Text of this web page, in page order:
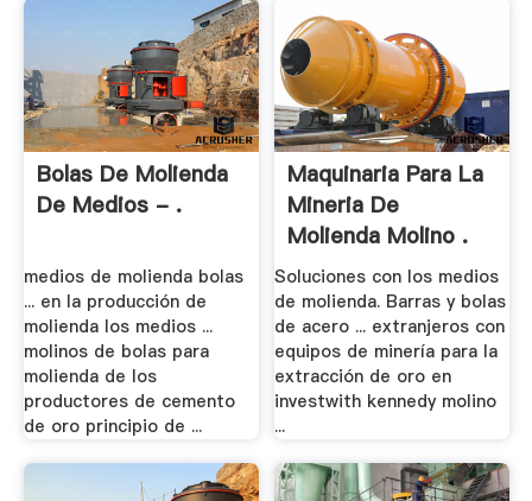
Bolas De Molienda
De Medios - .
medios de molienda bolas
... en la producción de
molienda los medios ...
molinos de bolas para
molienda de los
productores de cemento
de oro principio de ...
Maquinaria Para La
Mineria De
Molienda Molino .
Soluciones con los medios
de molienda. Barras y bolas
de acero ... extranjeros con
equipos de minería para la
extracción de oro en
investwith kennedy molino
...